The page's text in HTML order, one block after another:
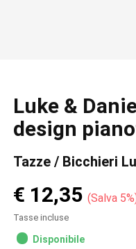
Luke &
design
Tazze / Bicchieri
€ 12,35 Salva 5%
Tasse incluse
Disponibile